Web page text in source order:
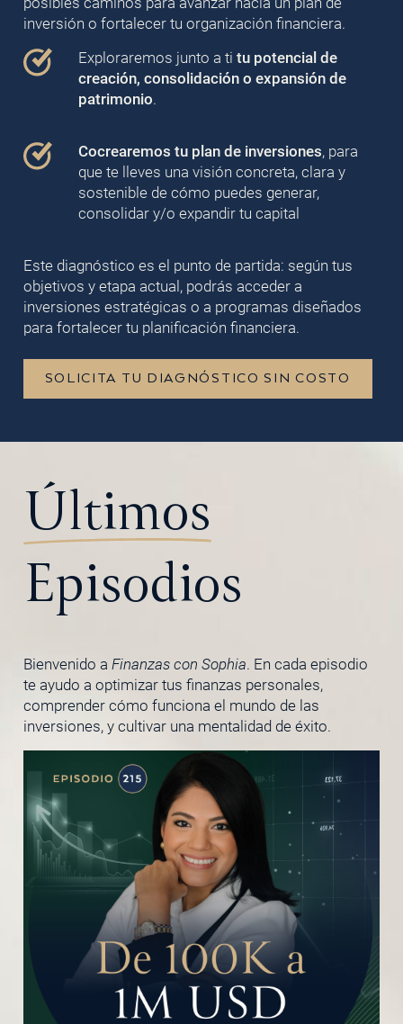
inversión o fortalecer tu organización financiera.
Exploraremos junto a ti tu potencial de
creación, consolidación o expansión de
patrimonio.
Cocrearemos tu plan de inversiones, para
que te lleves una visión concreta, clara y
sostenible de cómo puedes generar,
consolidar y/o expandir tu capital
Este diagnóstico es el punto de partida: según tus
objetivos y etapa actual, podrás acceder a
inversiones estratégicas o a programas diseñados
para fortalecer tu planificación financiera.
SOLICITA TU DIAGNÓSTICO SIN COSTO
Últimos
Episodios
Bienvenido a Finanzas con Sophia. En cada episodio
te ayudo a optimizar tus finanzas personales,
comprender cómo funciona el mundo de las
inversiones, y cultivar una mentalidad de éxito.